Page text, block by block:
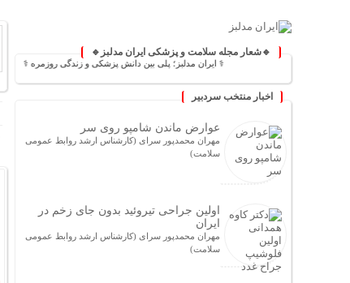
🔹شعار مجله سلامت و پزشکی ایران مدلبز🔹
⚕️ ایران مدلبز؛ پلی بین دانش پزشکی و زندگی روزمره ⚕️
اخبار منتخب سردبیر
عوارض ماندن شامپو روی سر
مهران محمدپور سرای (کارشناس ارشد روابط عمومی
سلامت)
اولین جراحی تیروئید بدون جای زخم در
ایران
مهران محمدپور سرای (کارشناس ارشد روابط عمومی
سلامت)